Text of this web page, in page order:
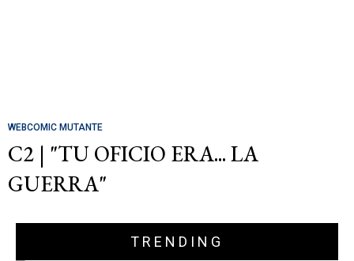
WEBCOMIC MUTANTE
C2 | "TU OFICIO ERA... LA
GUERRA"
TRENDING